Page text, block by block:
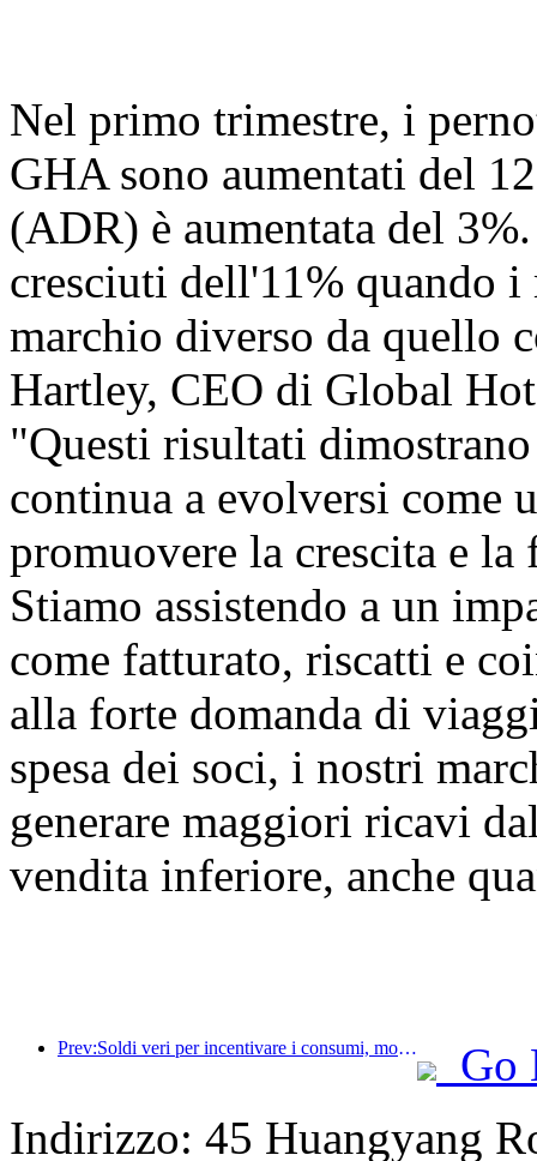
Nel primo trimestre, i
GHA sono aumentati del
(ADR) è aumentata del
cresciuti dell'11% quando
marchio diverso da quello
Hartley, CEO di Global
"Questi risultati
continua a evolversi come
promuovere la crescita e
Stiamo assistendo a un
come fatturato, riscatti e
alla forte domanda di
spesa dei soci, i nostri
generare maggiori ricavi
vendita inferiore, anche
Prev:Soldi veri per incentivare i consumi, molti locali hanno emesso buoni spesa per i consumi culturali e turistici del 1° maggio
Go
Indirizzo: 45 Huangyang